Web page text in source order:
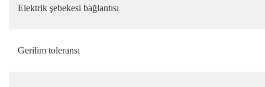
Elektrik şebekesi bağlantısı
Gerilim toleransı